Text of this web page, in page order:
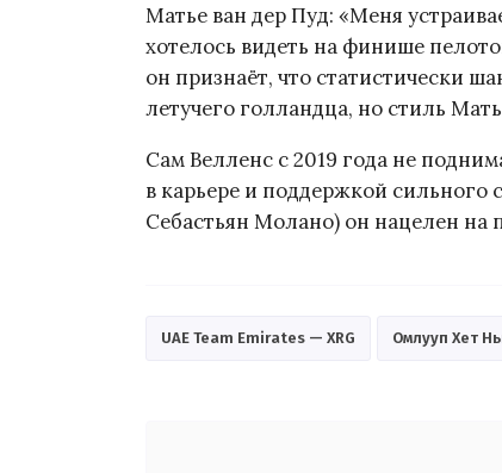
Матье ван дер Пуд: «Меня
хотелось видеть на финише
он признаёт, что статистически
летучего голландца, но стиль
Сам Велленс с 2019 года не
в карьере и поддержкой
Себастьян Молано) он нацелен на
UAE Team Emirates — XRG Омлууп Хет